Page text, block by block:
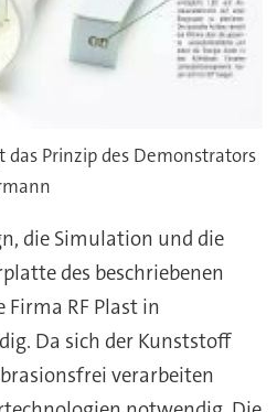
Prinzip des Demonstrators
die Simulation und die
des beschriebenen
RF Plast in
Da sich der Kunststoff
verarbeiten